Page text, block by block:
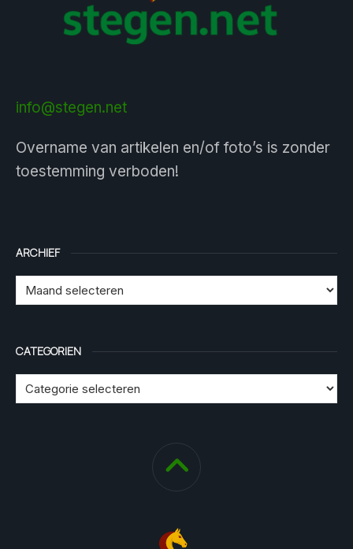
info@stegen.net
Overname van artikelen en/of foto’s is zonder
toestemming verboden!
ARCHIEF
CATEGORIEN